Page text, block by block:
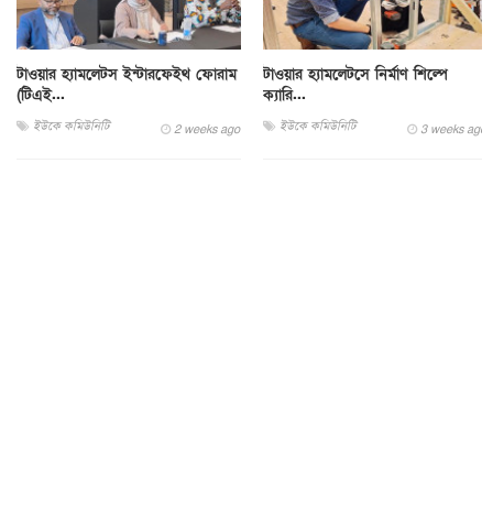
টাওয়ার হ্যামলেটস ইন্টারফেইথ ফোরাম
(টিএই...
ইউকে কমিউনিটি 2 weeks ago
টাওয়ার হ্যামলেটসে নির্মাণ শিল্পে
ক্যারি...
ইউকে কমিউনিটি 3 weeks ago